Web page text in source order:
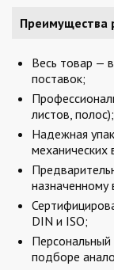
Преимущества
Весь товар —
поставок;
листов, полос);
Надежная
механических
назначенному
DIN и ISO;
подборе